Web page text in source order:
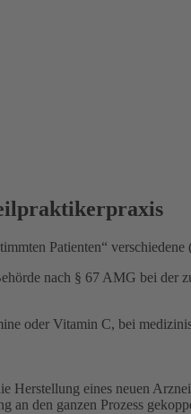
Patienten“
nach § 67 AMG bei der
oder Vitamin C, bei
eines neuen
an den ganzen Prozess